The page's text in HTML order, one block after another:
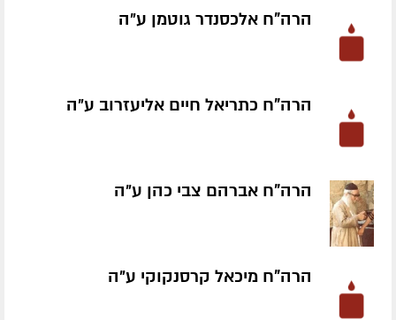
הרה"ח אלכסנדר גוטמן ע״ה
הרה"ח כתריאל חיים אליעזרוב ע״ה
הרה"ח אברהם צבי כהן ע״ה
הרה"ח מיכאל קרסנקוקי ע״ה